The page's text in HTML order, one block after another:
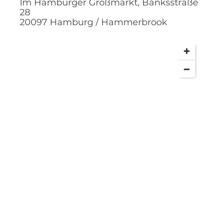
Im Hamburger Großmarkt, Banksstraße
28
20097 Hamburg / Hammerbrook